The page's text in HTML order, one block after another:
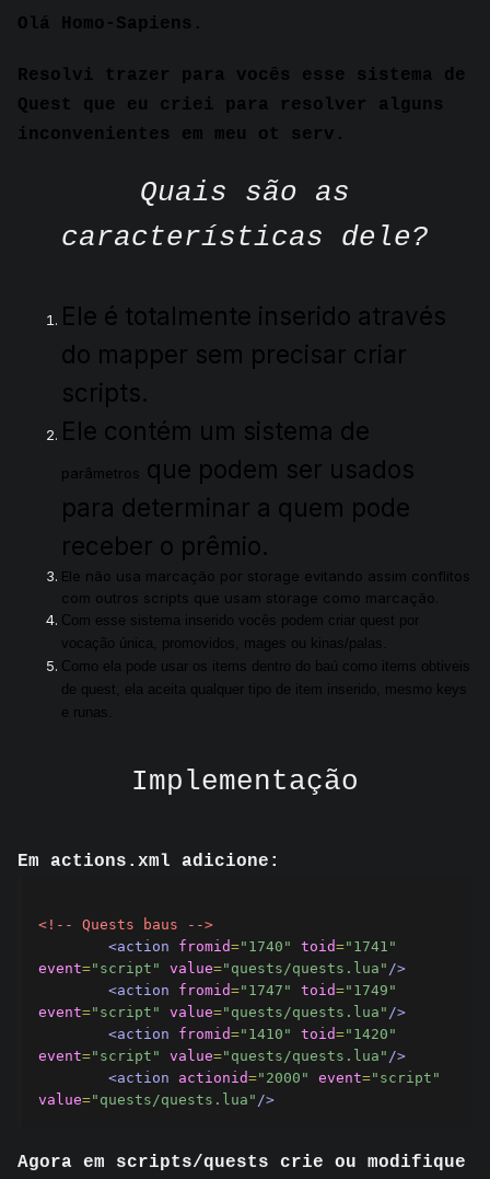
Olá Homo-Sapiens.
Resolvi trazer para vocês esse sistema de
Quest que eu criei para resolver alguns
inconvenientes em meu ot serv.
Quais são as
características dele?
Ele é totalmente inserido através
do mapper sem precisar criar
scripts.
Ele contém um sistema de
parâmetros que podem ser usados
para determinar a quem pode
receber o prêmio.
Ele não usa marcação por storage evitando assim conflitos
com outros scripts que usam storage como marcação.
Com esse sistema inserido vocês podem criar quest por
vocação única, promovidos, mages ou kinas/palas.
Como ela pode usar os items dentro do baú como items obtiveis
de quest, ela aceita qualquer tipo de item inserido, mesmo keys
e runas.
Implementação
Em actions.xml adicione:
<!-- Quests baus -->
<action
fromid="1740" toid="1741"
event="script" value="quests/quests.lua" />
<action
fromid="1747" toid="1749"
event="script" value="quests/quests.lua" />
<action
fromid="1410" toid="1420"
event="script" value="quests/quests.lua" />
<action
actionid="2000" event="script"
value="quests/quests.lua" />
Agora em scripts/quests crie ou modifique